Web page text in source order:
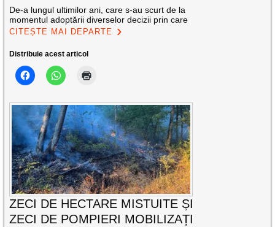
De-a lungul ultimilor ani, care s-au scurt de la
momentul adoptării diverselor decizii prin care
CITEȘTE MAI DEPARTE
Distribuie acest articol
ZECI DE HECTARE MISTUITE ȘI
ZECI DE POMPIERI MOBILIZAȚI